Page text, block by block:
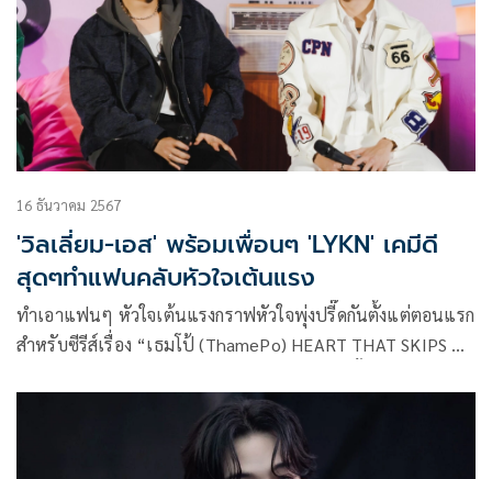
รับบท พี่หมอฮิลล์ มาประกบคู่กันครั้งแรก และแน่นอนว่ากว่าจะ
ได้เคมีเคใจแบบนี้ทั้งคู่ต่างก็ทุ่มเทกันสุดๆ เพื่อซีรีส์เรื่องนี้
16 ธันวาคม 2567
'วิลเลี่ยม-เอส' พร้อมเพื่อนๆ 'LYKN' เคมีดี
สุดๆทำแฟนคลับหัวใจเต้นแรง
ทำเอาแฟนๆ หัวใจเต้นแรงกราฟหัวใจพุ่งปรี๊ดกันตั้งแต่ตอนแรก
สำหรับซีรีส์เรื่อง “เธมโป้ (ThamePo) HEART THAT SKIPS A